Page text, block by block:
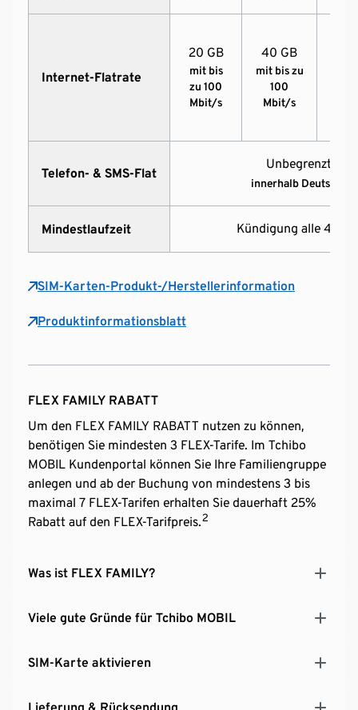
Internet-Flatrate
20 GB
mit bis
zu 100
Mbit/s
40 GB
mit bis zu
100
Mbit/s
Telefon- & SMS-Flat
Unbegrenzt
innerhalb
Mindestlaufzeit Kündigung alle 4
SIM-Karten-Produkt-/Herstellerinformation
Produktinformationsblatt
FLEX FAMILY RABATT
Um den FLEX FAMILY RABATT nutzen zu können,
benötigen Sie mindesten 3 FLEX-Tarife. Im Tchibo
MOBIL Kundenportal können Sie Ihre Familiengruppe
anlegen und ab der Buchung von mindestens 3 bis
maximal 7 FLEX-Tarifen erhalten Sie dauerhaft 25%
Rabatt auf den FLEX-Tarifpreis.2
Was ist FLEX FAMILY?
Viele gute Gründe für Tchibo MOBIL
SIM-Karte aktivieren